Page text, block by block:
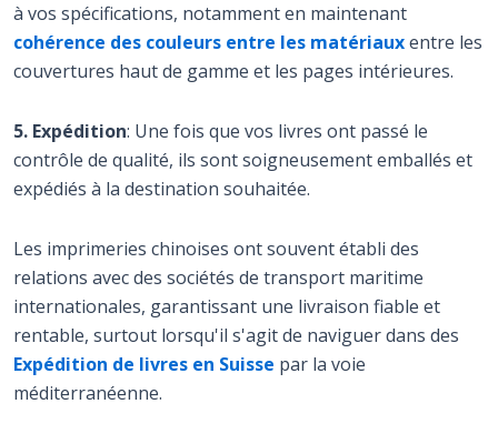
à vos spécifications, notamment en maintenant
cohérence des couleurs entre les matériauxentre les
couvertures haut de gamme et les pages intérieures.
5. Expédition: Une fois que vos livres ont passé le
contrôle de qualité, ils sont soigneusement emballés et
expédiés à la destination souhaitée.
Les imprimeries chinoises ont souvent établi des
relations avec des sociétés de transport maritime
internationales, garantissant une livraison fiable et
rentable, surtout lorsqu'il s'agit de naviguer dans des
Expédition de livres en Suisse par la voie
méditerranéenne.